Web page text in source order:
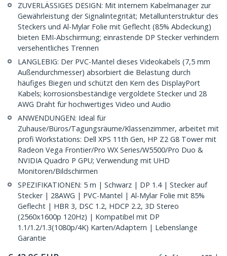
ZUVERLÄSSIGES DESIGN: Mit internem Kabelmanager zur
Gewährleistung der Signalintegrität; Metallunterstruktur des
Steckers und Al-Mylar Folie mit Geflecht (85% Abdeckung)
bieten EMI-Abschirmung; einrastende DP Stecker verhindern
versehentliches Trennen
LANGLEBIG: Der PVC-Mantel dieses Videokabels (7,5 mm
Außendurchmesser) absorbiert die Belastung durch
häufiges Biegen und schützt den Kern des DisplayPort
Kabels; korrosionsbeständige vergoldete Stecker und 28
AWG Draht für hochwertiges Video und Audio
ANWENDUNGEN: Ideal für
Zuhause/Büros/Tagungsräume/Klassenzimmer, arbeitet mit
profi Workstations: Dell XPS 11th Gen, HP Z2 G8 Tower mit
Radeon Vega Frontier/Pro WX Series/W5500/Pro Duo &
NVIDIA Quadro P GPU; Verwendung mit UHD
Monitoren/Bildschirmen
SPEZIFIKATIONEN: 5 m | Schwarz | DP 1.4 | Stecker auf
Stecker | 28AWG | PVC-Mantel | Al-Mylar Folie mit 85%
Geflecht | HBR 3, DSC 1.2, HDCP 2.2, 3D Stereo
(2560x1600p 120Hz) | Kompatibel mit DP
1.1/1.2/1.3(1080p/4K) Karten/Adaptern | Lebenslange
Garantie